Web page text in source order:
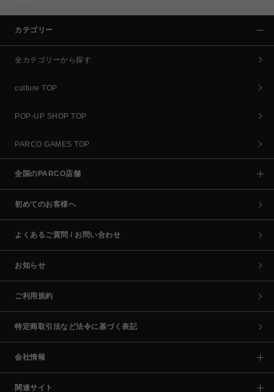
カテゴリー
全カテゴリーから探す
culture TOP
POP-UP SHOP TOP
PARCO GAMES TOP
全国のPARCO店舗
初めてのお客様へ
よくあるご質問 / お問い合わせ
お知らせ
ご利用規約
特定商取引法など法令に基づく表記
会社情報
関連サイト